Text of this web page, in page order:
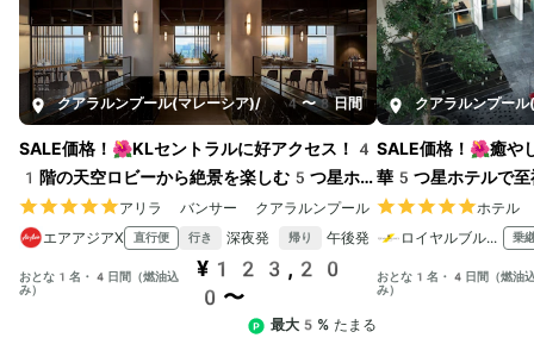
クアラルンプール(マレーシア)/ 4〜8日間
SALE価格！🌺KLセントラルに好アクセス！4
1階の天空ロビーから絶景を楽しむ5つ星ホテ
ルステイ！
アリラ バンサー クアラルンプール
エアアジアX
直行便 行き 深夜発 帰り 午後発
おとな1名・4日間（燃油込
み）
¥123,20
0〜
最大5% たまる
クアラルンプー
SALE価格！🌺癒や
華5つ星ホテルで至
ホテル
ロイヤルブルネイ航空
乗
おとな1名・4日間（燃油
み）